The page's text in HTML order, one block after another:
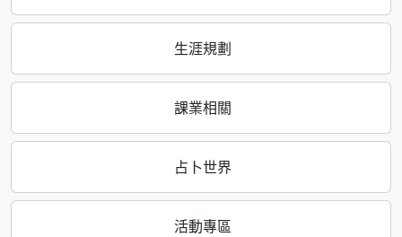
生涯規劃
課業相關
占卜世界
活動專區